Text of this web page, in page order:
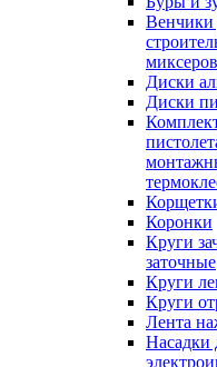
Венчики
миксеров
Диски
Диски
Коронки
Круги
заточные
Круги
Круги
Лента
Насадки